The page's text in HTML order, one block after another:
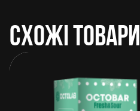
СХОЖІ ТОВАРИ